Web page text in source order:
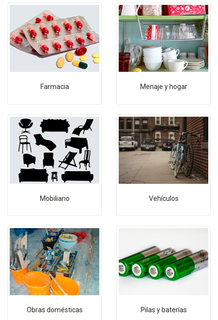
Farmacia Menaje y hogar
Mobiliario Vehículos
Obras domésticas Pilas y baterías